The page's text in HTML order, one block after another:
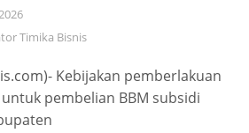
Timika Bisnis
Kebijakan pemberlakuan
pembelian BBM subsidi